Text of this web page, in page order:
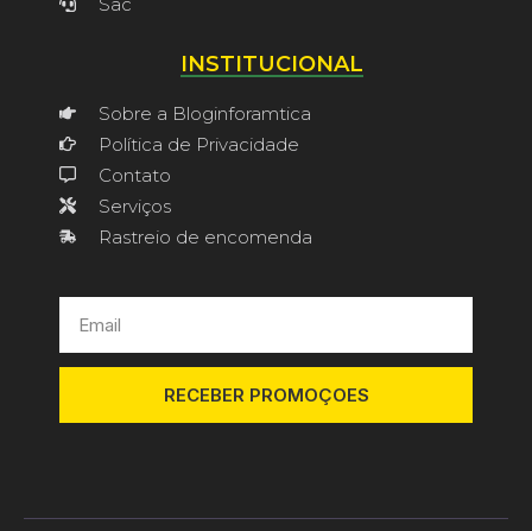
INSTITUCIONAL
Sobre a Bloginforamtica
Política de Privacidade
Contato
Serviços
Rastreio de encomenda
RECEBER PROMOÇOES